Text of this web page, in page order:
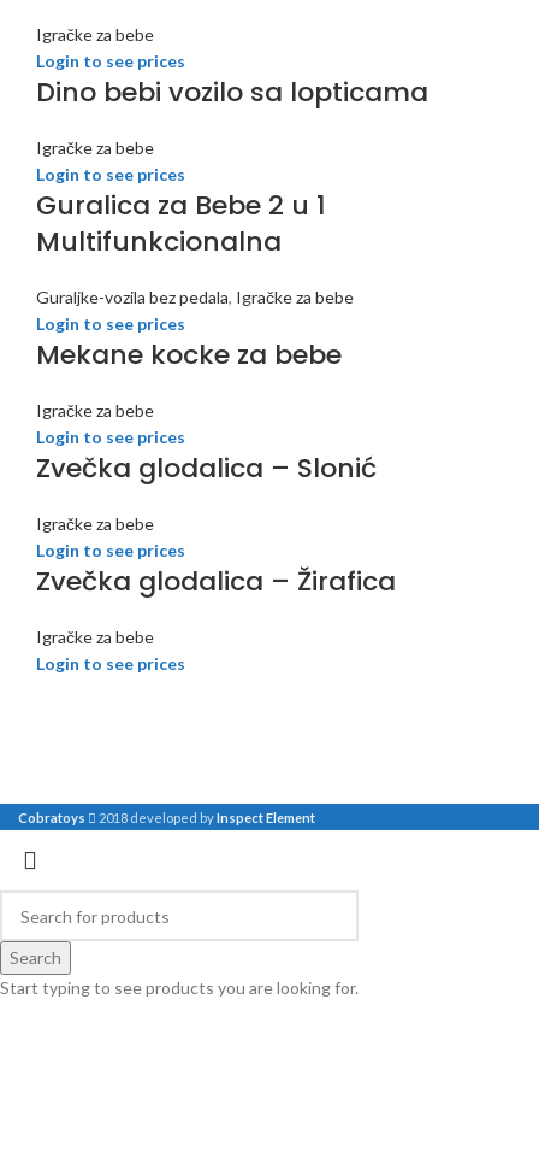
Igračke za bebe
Login to see prices
Dino bebi vozilo sa lopticama
Igračke za bebe
Login to see prices
Guralica za Bebe 2 u 1
Multifunkcionalna
Guraljke-vozila bez pedala, Igračke za bebe
Login to see prices
Mekane kocke za bebe
Igračke za bebe
Login to see prices
Zvečka glodalica – Slonić
Igračke za bebe
Login to see prices
Zvečka glodalica – Žirafica
Igračke za bebe
Login to see prices
Cobratoys 2018 developed byInspect Element
Search
Start typing to see products you are looking for.